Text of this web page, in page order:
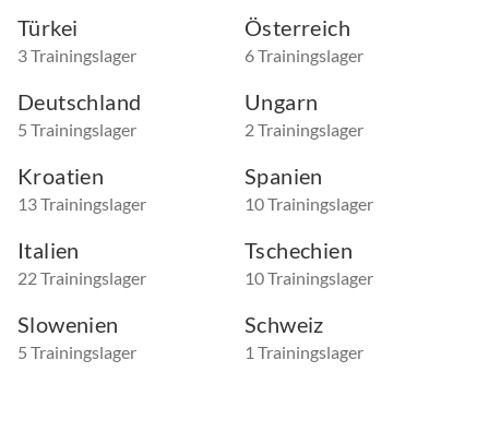
Türkei
3 Trainingslager
Österreich
6 Trainingslager
Deutschland
5 Trainingslager
Ungarn
2 Trainingslager
Kroatien
13 Trainingslager
Spanien
10 Trainingslager
Italien
22 Trainingslager
Tschechien
10 Trainingslager
Slowenien
5 Trainingslager
Schweiz
1 Trainingslager